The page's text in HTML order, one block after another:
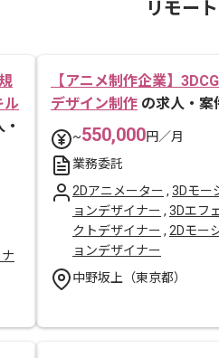
リモー
ル
【アニメ制作企業】3DCG
デザイン制作 の求人・案
~550,000円／月
業務委託
2Dアニメーター , 3Dモー
ョンデザイナー , 3Dエフ
クトデザイナー , 2Dモー
ョンデザイナー
中野坂上（東京都）